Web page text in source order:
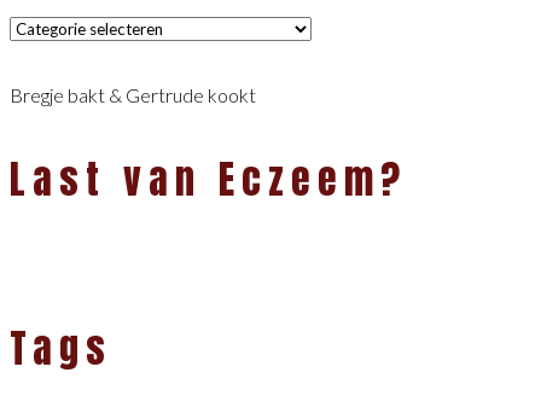
Categorieën
Bregje bakt & Gertrude kookt
Last van Eczeem?
Tags